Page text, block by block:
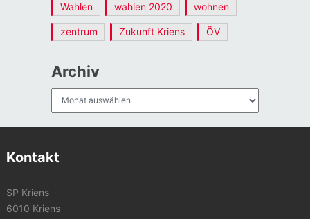
Wahlen wahlen 2020 wohnen
zentrum Zukunft Kriens ÖV
Archiv
Kontakt
SP Kriens
6010 Kriens